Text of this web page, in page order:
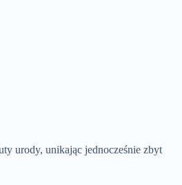
urody, unikając jednocześnie zbyt